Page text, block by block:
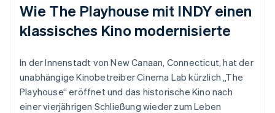
Wie The Playhouse mit INDY einen
klassisches Kino modernisierte
In der Innenstadt von New Canaan, Connecticut, hat der
unabhängige Kinobetreiber Cinema Lab kürzlich „The
Playhouse“ eröffnet und das historische Kino nach
einer vierjährigen Schließung wieder zum Leben